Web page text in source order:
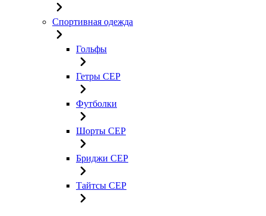
Спортивная одежда
Гольфы
Гетры CEP
Футболки
Шорты CEP
Бриджи CEP
Тайтсы CEP